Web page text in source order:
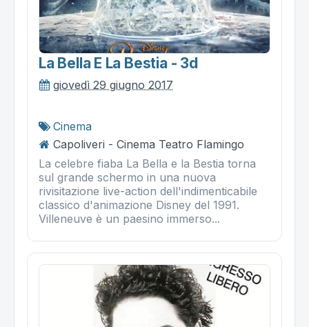
La Bella E La Bestia - 3d
giovedì 29 giugno 2017
Cinema
Capoliveri - Cinema Teatro Flamingo
La celebre fiaba La Bella e la Bestia torna
sul grande schermo in una nuova
rivisitazione live-action dell'indimenticabile
classico d'animazione Disney del 1991.
Villeneuve è un paesino immerso...